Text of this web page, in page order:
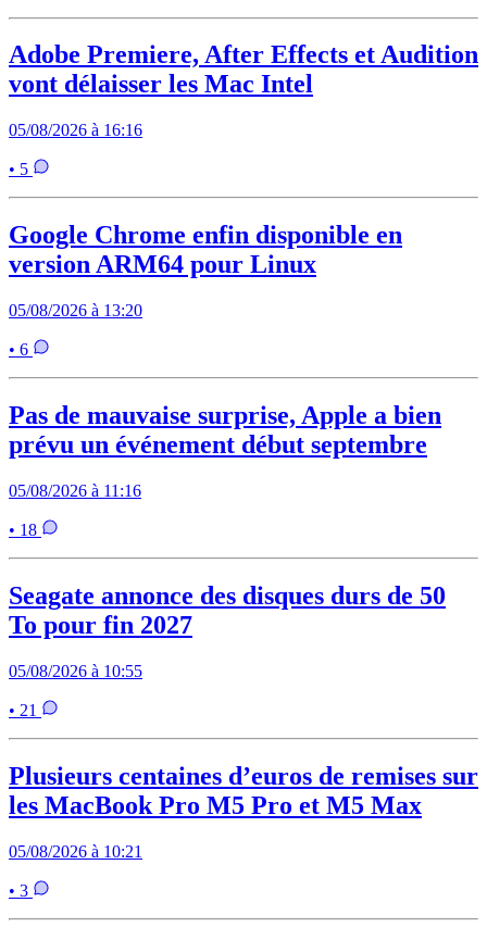
Adobe Premiere, After Effects et Audition
vont délaisser les Mac Intel
05/08/2026 à 16:16
• 5
Google Chrome enfin disponible en
version ARM64 pour Linux
05/08/2026 à 13:20
• 6
Pas de mauvaise surprise, Apple a bien
prévu un événement début septembre
05/08/2026 à 11:16
• 18
Seagate annonce des disques durs de 50
To pour fin 2027
05/08/2026 à 10:55
• 21
Plusieurs centaines d’euros de remises sur
les MacBook Pro M5 Pro et M5 Max
05/08/2026 à 10:21
• 3